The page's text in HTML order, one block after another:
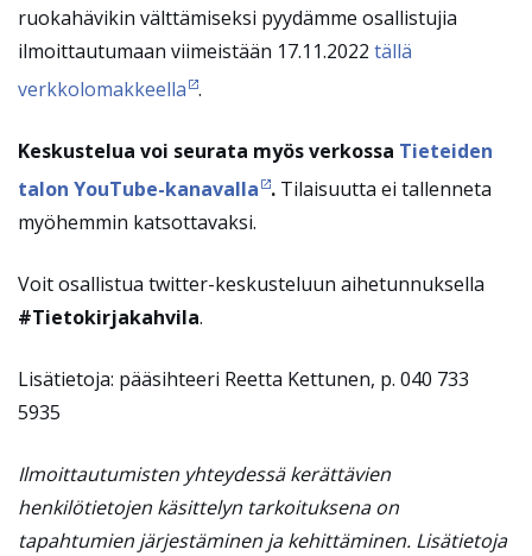
ruokahävikin välttämiseksi pyydämme osallistujia
ilmoittautumaan viimeistään 17.11.2022 tällä
verkkolomakkeella .
Keskustelua voi seurata myös verkossa Tieteiden
talon YouTube-kanavalla . Tilaisuutta ei tallenneta
myöhemmin katsottavaksi.
Voit osallistua twitter-keskusteluun aihetunnuksella
#Tietokirjakahvila.
Lisätietoja: pääsihteeri Reetta Kettunen, p. 040 733
5935
Ilmoittautumisten yhteydessä kerättävien
henkilötietojen käsittelyn tarkoituksena on
tapahtumien järjestäminen ja kehittäminen. Lisätietoja